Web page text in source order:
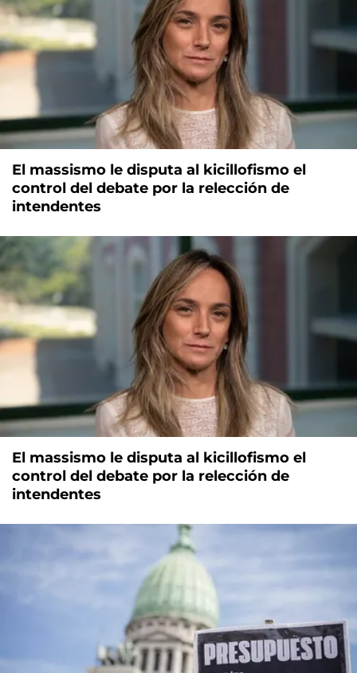
El massismo le disputa al kicillofismo el
control del debate por la relección de
intendentes
El massismo le disputa al kicillofismo el
control del debate por la relección de
intendentes